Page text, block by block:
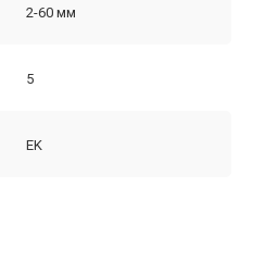
2-60 мм
5
EK